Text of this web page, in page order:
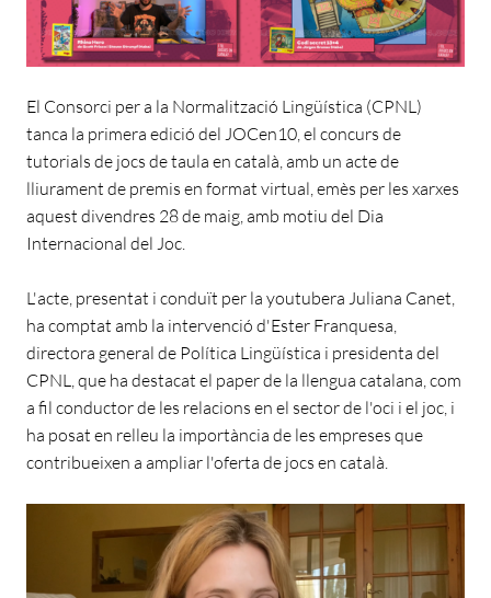
El Consorci per a la Normalització Lingüística (CPNL)
tanca la primera edició del JOCen10, el concurs de
tutorials de jocs de taula en català, amb un acte de
lliurament de premis en format virtual, emès per les xarxes
aquest divendres 28 de maig, amb motiu del Dia
Internacional del Joc.
L'acte, presentat i conduït per la youtubera Juliana Canet,
ha comptat amb la intervenció d'Ester Franquesa,
directora general de Política Lingüística i presidenta del
CPNL, que ha destacat el paper de la llengua catalana, com
a fil conductor de les relacions en el sector de l'oci i el joc, i
ha posat en relleu la importància de les empreses que
contribueixen a ampliar l'oferta de jocs en català.